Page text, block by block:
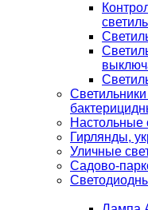
Настольные
Гирлянды,
Уличные
Садово-